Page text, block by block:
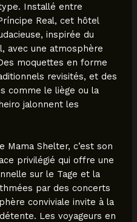
Installé entre
Real, cet hôtel
inspirée du
avec une atmosphère
moquettes en forme
revisités, et des
comme le liège ou la
jalonnent les
Mama Shelter, c’est son
privilégié qui offre une
sur le Tage et la
par des concerts
conviviale invite à la
Les voyageurs en